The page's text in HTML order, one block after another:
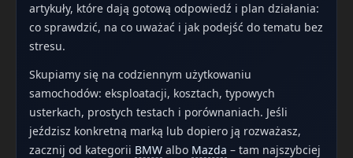
artykuły, które dają gotową odpowiedź i plan działania:
co sprawdzić, na co uważać i jak podejść do tematu bez
stresu.
Skupiamy się na codziennym użytkowaniu
samochodów: eksploatacji, kosztach, typowych
usterkach, prostych testach i porównaniach. Jeśli
jeździsz konkretną marką lub dopiero ją rozważasz,
zacznij od kategorii BMW albo Mazda – tam najszybciej